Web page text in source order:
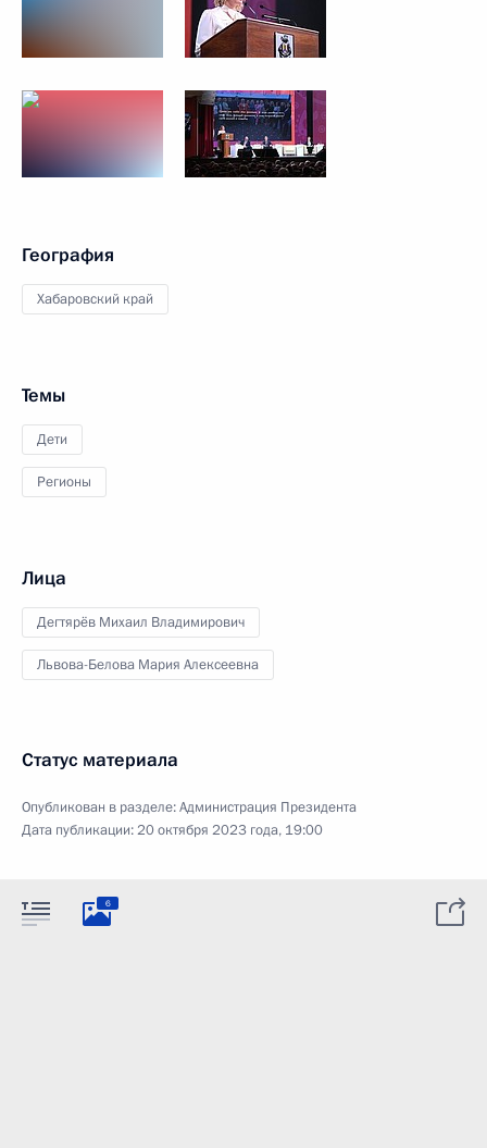
География
Хабаровский край
Темы
Дети
Регионы
Лица
Дегтярёв Михаил Владимирович
Львова-Белова Мария Алексеевна
Статус материала
Опубликован в разделе:Администрация Президента
Дата публикации:20 октября 2023 года, 19:00
6